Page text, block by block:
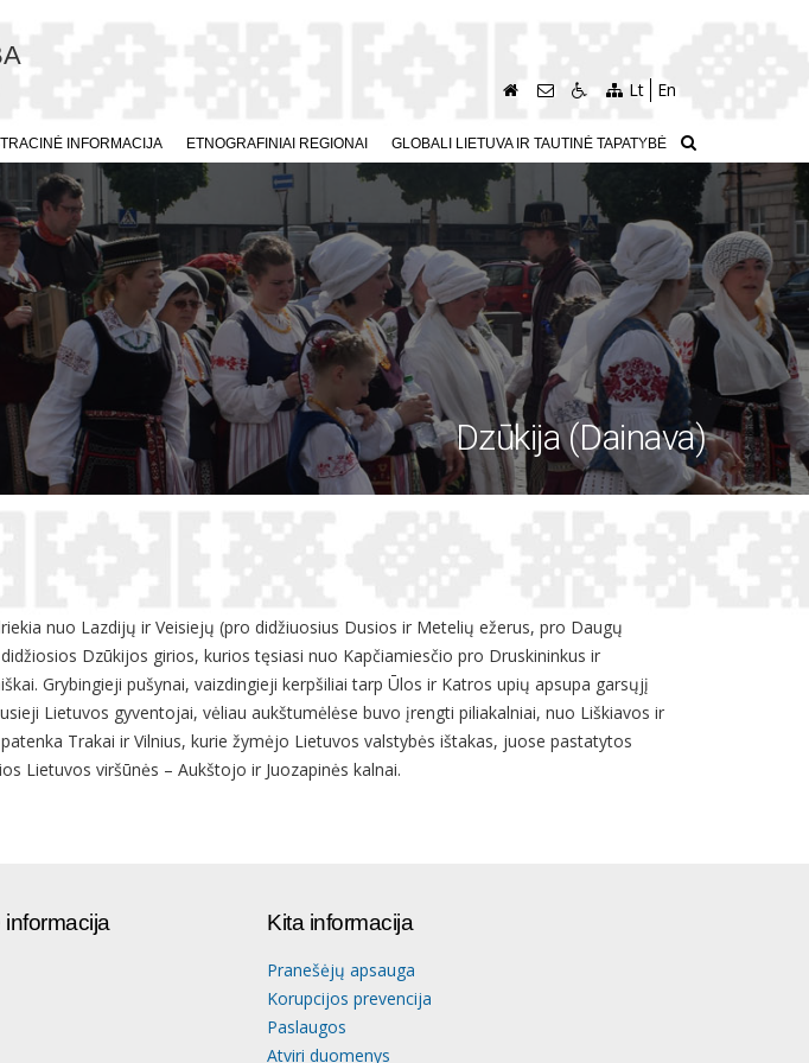
Lt En
INFORMACIJA ETNOGRAFINIAI REGIONAI GLOBALI LIETUVA IR TAUTINĖ TAPATYBĖ
Dzūkija (Dainava)
nuo Lazdijų ir Veisiejų (pro didžiuosius Dusios ir Metelių ežerus, pro Daugų
Dzūkijos girios, kurios tęsiasi nuo Kapčiamiesčio pro Druskininkus ir
Grybingieji pušynai, vaizdingieji kerpšiliai tarp Ūlos ir Katros upių apsupa garsųjį
Lietuvos gyventojai, vėliau aukštumėlėse buvo įrengti piliakalniai, nuo Liškiavos ir
Trakai ir Vilnius, kurie žymėjo Lietuvos valstybės ištakas, juose pastatytos
Lietuvos viršūnės – Aukštojo ir Juozapinės kalnai.
Kita informacija
Pranešėjų apsauga
Korupcijos prevencija
Paslaugos
Atviri duomenys